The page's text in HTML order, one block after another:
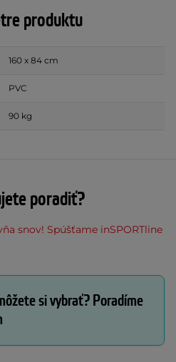
produktu
160 x 84 cm
PVC
90 kg
poradiť?
snov! Spúšťame inSPORTline
si vybrať? Poradíme